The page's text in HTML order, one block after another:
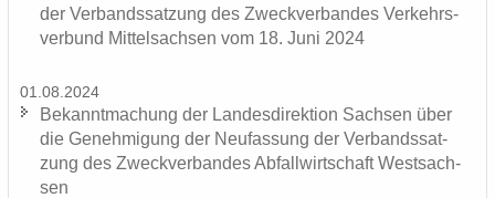
der Ver­bands­sat­zung des Zweck­ver­ban­des Ver­kehrs­
ver­bund Mit­tel­sach­sen vom 18. Juni 2024
01.08.2024
Be­kannt­ma­chung der Lan­des­di­rek­ti­on Sach­sen über
die Ge­neh­mi­gung der Neu­fas­sung der Ver­bands­sat­
zung des Zweck­ver­ban­des Ab­fall­wirt­schaft West­sach­
sen